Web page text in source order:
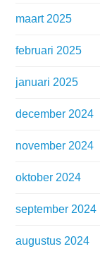
maart 2025
februari 2025
januari 2025
december 2024
november 2024
oktober 2024
september 2024
augustus 2024